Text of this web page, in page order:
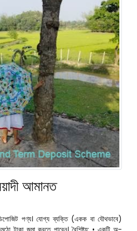
আমানত
পণ্য। যোগ্য ব্যক্তি (একক বা যৌথভাবে)